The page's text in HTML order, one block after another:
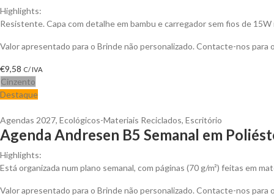
Highlights:
Resistente. Capa com detalhe em bambu e carregador sem fios de
Valor apresentado para o Brinde não personalizado. Contacte-nos
€9,58 C/ IVA
Cinzento
Destaque
Agendas 2027, Ecológicos-Materiais Reciclados, Escritório
Agenda Andresen B5 Semanal em
Highlights:
Está organizada num plano semanal, com páginas (70 g/m²) feitas em
Valor apresentado para o Brinde não personalizado. Contacte-nos